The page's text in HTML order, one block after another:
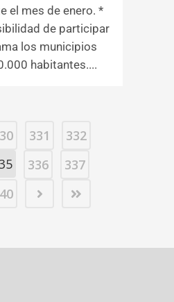
el mes de enero. *
de participar
los municipios
habitantes....
331
332
336
337